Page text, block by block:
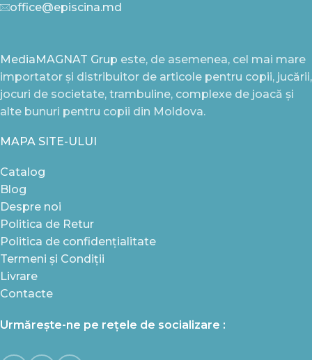
office@episcina.md
MediaMAGNAT Grup este, de asemenea, cel mai mare
importator și distribuitor de articole pentru copii, jucării,
jocuri de societate, trambuline, complexe de joacă și
alte bunuri pentru copii din Moldova.
MAPA SITE-ULUI
Catalog
Blog
Despre noi
Politica de Retur
Politica de confidențialitate
Termeni și Condiții
Livrare
Contacte
Urmărește-ne pe rețele de socializare :